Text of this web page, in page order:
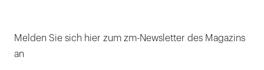
Melden Sie sich hier zum zm-Newsletter des Magazins
an